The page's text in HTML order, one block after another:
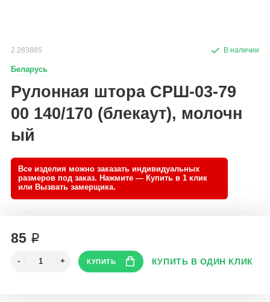
2.283885
Беларусь
Рулонная штора СРШ-03-79
00 140/170 (блекаут), молочн
ый
85 ₽